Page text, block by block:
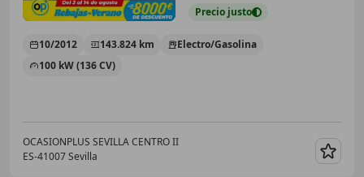
Precio justo
10/2012 143.824 km
Electro/Gasolina
100 kW (136 CV)
OCASIONPLUS SEVILLA CENTRO II
ES-41007 Sevilla